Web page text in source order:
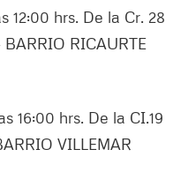
12:00 hrs. De la Cr. 28
BARRIO RICAURTE
16:00 hrs. De la CI.19
VILLEMAR